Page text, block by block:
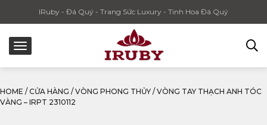
IRuby - Đá Quý - Trang Sức Luxury - Tinh Hoa Đá Quý
HOME / CỬA HÀNG / VÒNG PHONG THỦY / VÒNG TAY THẠCH ANH TÓC
VÀNG – IRPT 2310112